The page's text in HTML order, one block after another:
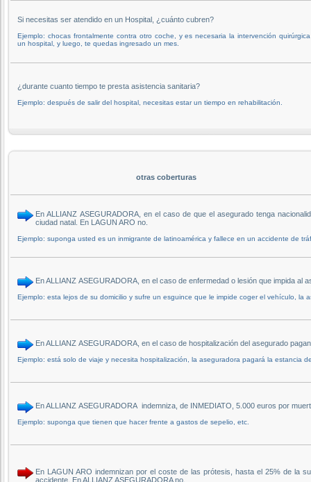
Si necesitas ser atendido en un Hospital, ¿cuánto cubren?
Ejemplo: chocas frontalmente contra otro coche, y es necesaria la intervención
un hospital, y luego, te quedas ingresado un mes.
¿durante cuanto tiempo te presta asistencia sanitaria?
Ejemplo: después de salir del hospital, necesitas estar un tiempo en rehabilitación.
otras coberturas
En ALLIANZ ASEGURADORA, en el caso de que el asegurado tenga
ciudad natal. En LAGUN ARO no.
Ejemplo: suponga usted es un inmigrante de latinoamérica y fallece en un accidente de
En ALLIANZ ASEGURADORA, en el caso de enfermedad o lesión que impida
Ejemplo: esta lejos de su domicilio y sufre un esguince que le impide coger el vehículo,
En ALLIANZ ASEGURADORA, en el caso de hospitalización del asegurado
Ejemplo: está solo de viaje y necesita hospitalización, la aseguradora pagará la estancia
En ALLIANZ ASEGURADORA indemniza, de INMEDIATO, 5.000 euros por
Ejemplo: suponga que tienen que hacer frente a gastos de sepelio, etc.
En LAGUN ARO indemnizan por el coste de las prótesis, hasta el 25% de la
accidente. En ALLIANZ ASEGURADORA no.